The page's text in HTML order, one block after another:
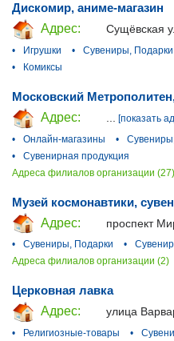
Дискомир, аниме-магазин
Адрес:
Сущёвская
•
Игрушки • Сувениры, Подарки
•
Комиксы
Московский
Адрес:
[показать
•
Онлайн-магазины •
•
Сувенирная продукция
Адреса филиалов организации (27)
Музей космонавтики,
Адрес:
проспект
•
Сувениры, Подарки •
Адреса филиалов организации (2)
Церковная лавка
Адрес:
улица
•
Религиозные-товары •